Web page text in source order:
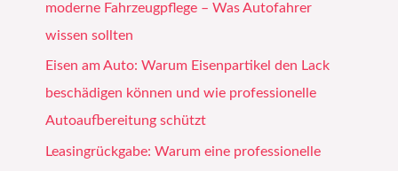
moderne Fahrzeugpflege – Was Autofahrer
wissen sollten
Eisen am Auto: Warum Eisenpartikel den Lack
beschädigen können und wie professionelle
Autoaufbereitung schützt
Leasingrückgabe: Warum eine professionelle